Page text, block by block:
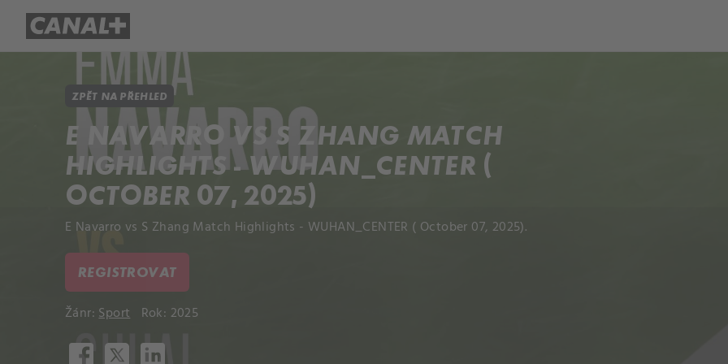
ZPĚT NA PŘEHLED
E NAVARRO VS S ZHANG MATCH
HIGHLIGHTS - WUHAN_CENTER (
OCTOBER 07, 2025)
E Navarro vs S Zhang Match Highlights - WUHAN_CENTER ( October 07, 2025).
REGISTROVAT
Žánr:Sport Rok: 2025